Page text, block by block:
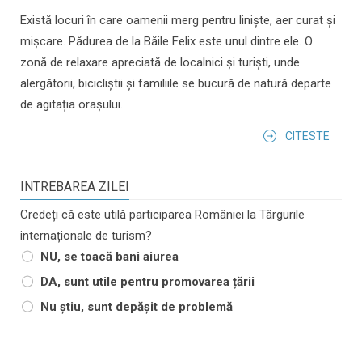
Există locuri în care oamenii merg pentru liniște, aer curat și
mișcare. Pădurea de la Băile Felix este unul dintre ele. O
zonă de relaxare apreciată de localnici și turiști, unde
alergătorii, bicicliștii și familiile se bucură de natură departe
de agitația orașului.
CITESTE
INTREBAREA ZILEI
Credeți că este utilă participarea României la Târgurile
internaționale de turism?
NU, se toacă bani aiurea
DA, sunt utile pentru promovarea țării
Nu știu, sunt depășit de problemă